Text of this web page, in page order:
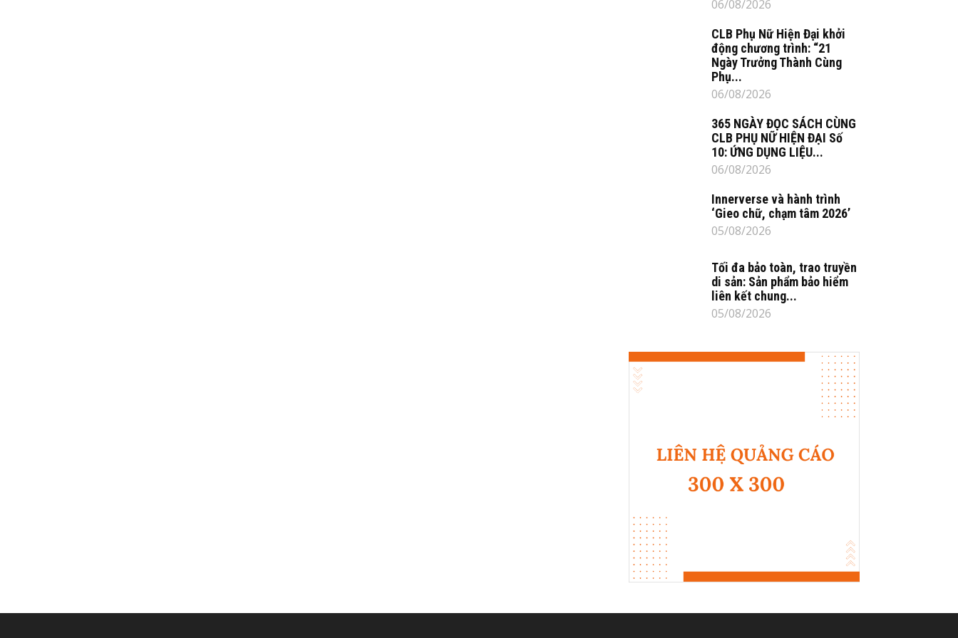
06/08/2026
CLB Phụ Nữ Hiện Đại khởi
động chương trình: “21
Ngày Trưởng Thành Cùng
Phụ...
06/08/2026
365 NGÀY ĐỌC SÁCH CÙNG
CLB PHỤ NỮ HIỆN ĐẠI Số
10: ỨNG DỤNG LIỆU...
06/08/2026
Innerverse và hành trình
‘Gieo chữ, chạm tâm 2026’
05/08/2026
Tối đa bảo toàn, trao truyền
di sản: Sản phẩm bảo hiểm
liên kết chung...
05/08/2026